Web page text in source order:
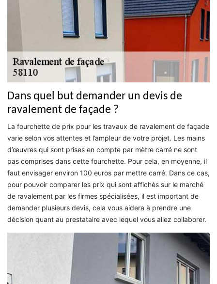
Dans quel but demander un devis de
ravalement de façade ?
La fourchette de prix pour les travaux de ravalement de façade
varie selon vos attentes et l’ampleur de votre projet. Les mains
d’œuvres qui sont prises en compte par mètre carré ne sont
pas comprises dans cette fourchette. Pour cela, en moyenne, il
faut envisager environ 100 euros par mettre carré. Dans ce cas,
pour pouvoir comparer les prix qui sont affichés sur le marché
de ravalement par les firmes spécialisées, il est important de
demander plusieurs devis, cela vous aidera à prendre une
décision quant au prestataire avec lequel vous allez collaborer.